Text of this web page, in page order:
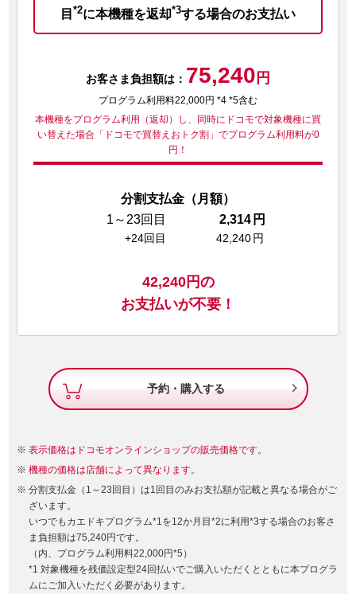
目 *2に本機種を返却*3する場合のお支払い
お客さま負担額は： 75,240 円
プログラム利用料22,000円 *4 *5含む
本機種をプログラム利用（返却）し、同時にドコモで対象機種に買
い替えた場合「ドコモで買替えおトク割」でプログラム利用料が0
円！
分割支払金（月額）
1～23回目
2,314 円
+24回目 42,240 円
42,240円の
お支払いが不要！
予約・購入する 
表示価格はドコモオンラインショップの販売価格です。
機種の価格は店舗によって異なります。
分割支払金（1～23回目）は1回目のみお支払額が記載と異なる場合がご
ざいます。
いつでもカエドキプログラム*1を12か月目*2に利用*3する場合のお客さ
ま負担額は75,240円です。
（内、プログラム利用料22,000円*5）
*1 対象機種を残価設定型24回払いでご購入いただくとともに本プログラ
ムにご加入いただく必要があります。